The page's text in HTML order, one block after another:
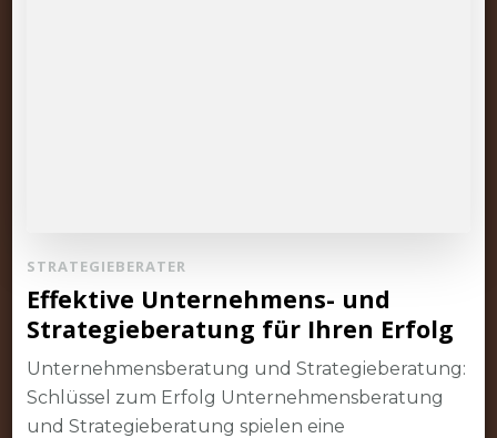
STRATEGIEBERATER
Effektive Unternehmens- und
Strategieberatung für Ihren Erfolg
Unternehmensberatung und Strategieberatung:
Schlüssel zum Erfolg Unternehmensberatung
und Strategieberatung spielen eine